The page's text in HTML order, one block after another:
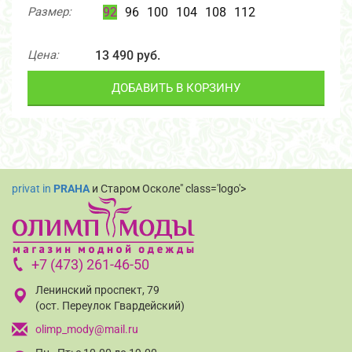
Размер: 92 96 100 104 108 112
Цена: 13 490 руб.
ДОБАВИТЬ В КОРЗИНУ
privat in PRAHA и Старом Осколе" class='logo'>
+7 (473) 261-46-50
Ленинский проспект, 79
(ост. Переулок Гвардейский)
olimp_mody@mail.ru